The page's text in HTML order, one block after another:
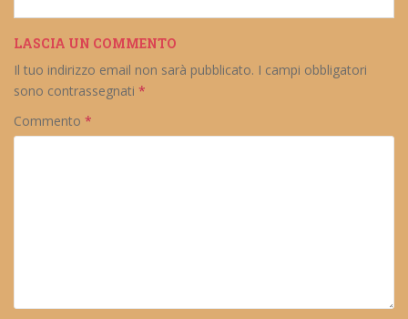
LASCIA UN COMMENTO
Il tuo indirizzo email non sarà pubblicato. I campi obbligatori
sono contrassegnati *
Commento *